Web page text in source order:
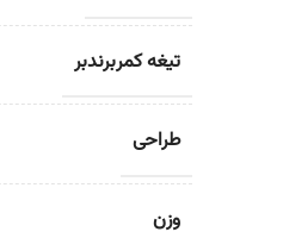
تیغه کمربرندبر
طراحی
وزن